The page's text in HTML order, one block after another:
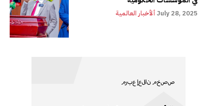
ألأخبار العالمية July 28, 2025